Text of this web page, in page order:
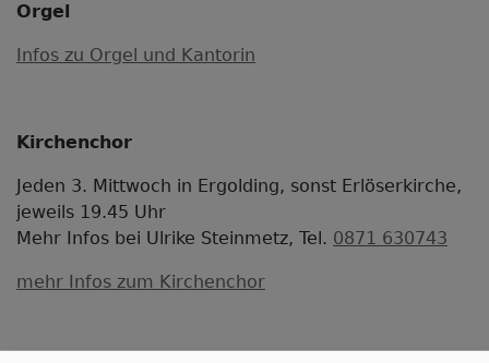
Orgel
Infos zu Orgel und Kantorin
Kirchenchor
Jeden 3. Mittwoch in Ergolding, sonst Erlöserkirche,
jeweils 19.45 Uhr
Mehr Infos bei Ulrike Steinmetz, Tel. 0871 630743
mehr Infos zum Kirchenchor